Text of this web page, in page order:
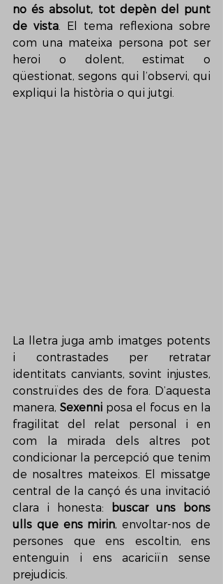
no és absolut, tot depèn del punt
de vista. El tema reflexiona sobre
com una mateixa persona pot ser
heroi o dolent, estimat o
qüestionat, segons qui l’observi, qui
expliqui la història o qui jutgi.
La lletra juga amb imatges potents
i contrastades per retratar
identitats canviants, sovint injustes,
construïdes des de fora. D’aquesta
manera, Sexenni posa el focus en la
fragilitat del relat personal i en
com la mirada dels altres pot
condicionar la percepció que tenim
de nosaltres mateixos. El missatge
central de la cançó és una invitació
clara i honesta:
buscar uns bons
ulls que ens mirin, envoltar-nos de
persones que ens escoltin, ens
entenguin i ens acariciïn sense
prejudicis.